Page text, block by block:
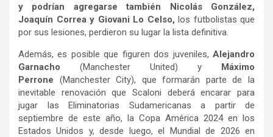
y podrían agregarse también Nicolás González,
Joaquín Correa y Giovani Lo Celso, los futbolistas que
por sus lesiones, perdieron su lugar la lista definitiva.
Además, es posible que figuren dos juveniles, Alejandro
Garnacho (Manchester United) y Máximo
Perrone (Manchester City), que formarán parte de la
inevitable renovación que Scaloni deberá encarar para
jugar las Eliminatorias Sudamericanas a partir de
septiembre de este año, la Copa América 2024 en los
Estados Unidos y, desde luego, el Mundial de 2026 en